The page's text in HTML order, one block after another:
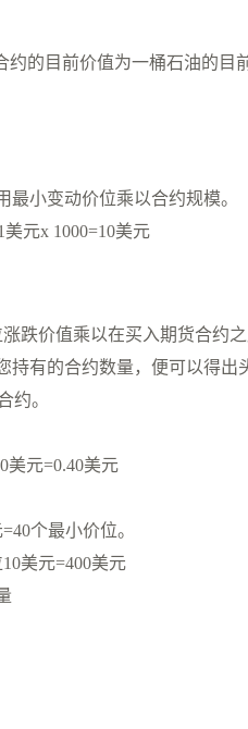
约的目前价值为一桶石油的
小变动价位乘以合约规模。
元x 1000=10美元
跌价值乘以在买入期货合约
有的合约数量，便可以得出
约。
美元=0.40美元
个最小价位。
美元=400美元